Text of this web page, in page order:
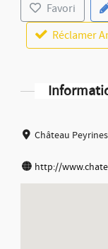
Favori
Réclamer
Château
http://